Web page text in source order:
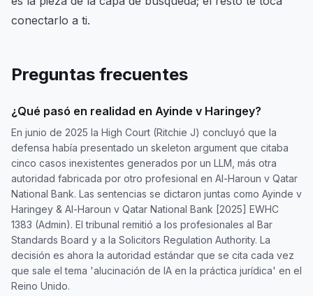
conectarlo a ti.
Preguntas frecuentes
¿Qué pasó en realidad en Ayinde v Haringey?
En junio de 2025 la High Court (Ritchie J) concluyó que la
defensa había presentado un skeleton argument que citaba
cinco casos inexistentes generados por un LLM, más otra
autoridad fabricada por otro profesional en Al-Haroun v Qatar
National Bank. Las sentencias se dictaron juntas como Ayinde v
Haringey & Al-Haroun v Qatar National Bank [2025] EWHC
1383 (Admin). El tribunal remitió a los profesionales al Bar
Standards Board y a la Solicitors Regulation Authority. La
decisión es ahora la autoridad estándar que se cita cada vez
que sale el tema 'alucinación de IA en la práctica jurídica' en el
Reino Unido.